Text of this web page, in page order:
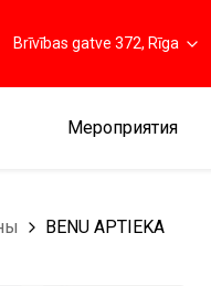
Brīvības gatve 372, Rīga
Мероприятия
BENU APTIEKA